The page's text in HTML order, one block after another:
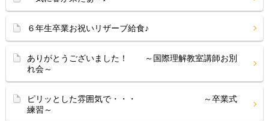
６年生卒業お祝いリザーブ給食♪
ありがとうございました！ ～国際理解教室講師お別
れ会～
ピリッとした雰囲気で・・・ ～卒業式
練習～